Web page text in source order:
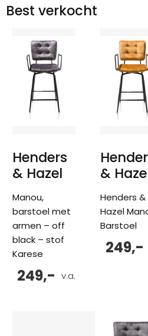
Best verkocht
Henders
& Hazel
Manou,
barstoel met
armen – off
black – stof
Karese
v.a.
249,-
&
Henders &
Hazel
Barstoel
249,-